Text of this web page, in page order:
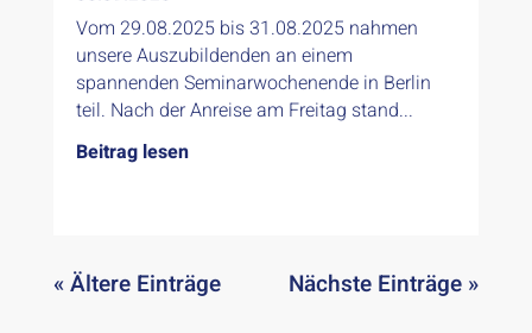
Vom 29.08.2025 bis 31.08.2025 nahmen
unsere Auszubildenden an einem
spannenden Seminarwochenende in Berlin
teil. Nach der Anreise am Freitag stand...
Beitrag lesen
« Ältere Einträge Nächste Einträge »